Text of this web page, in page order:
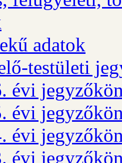
adatok
testületi
évi
évi
évi
évi